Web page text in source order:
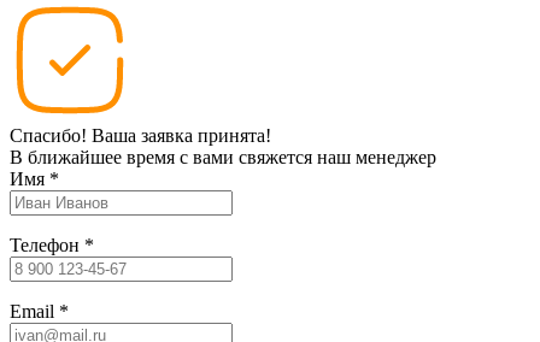
Спасибо! Ваша заявка принята!
В ближайшее время с вами свяжется наш менеджер
Имя *
Телефон *
Email *